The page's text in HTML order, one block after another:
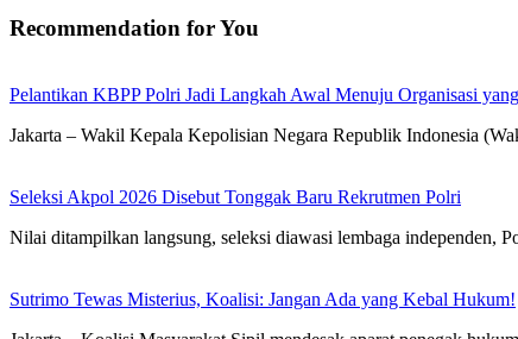
Recommendation for You
Pelantikan KBPP Polri Jadi Langkah Awal Menuju Organisasi
Jakarta – Wakil Kepala Kepolisian Negara Republik Indonesia
Seleksi Akpol 2026 Disebut Tonggak Baru Rekrutmen Polri
Nilai ditampilkan langsung, seleksi diawasi lembaga independen,
Sutrimo Tewas Misterius, Koalisi: Jangan Ada yang Kebal Hukum!